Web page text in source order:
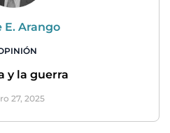
E. Arango
y la guerra
27, 2025